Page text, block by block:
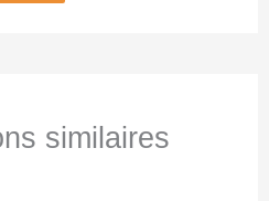
similaires